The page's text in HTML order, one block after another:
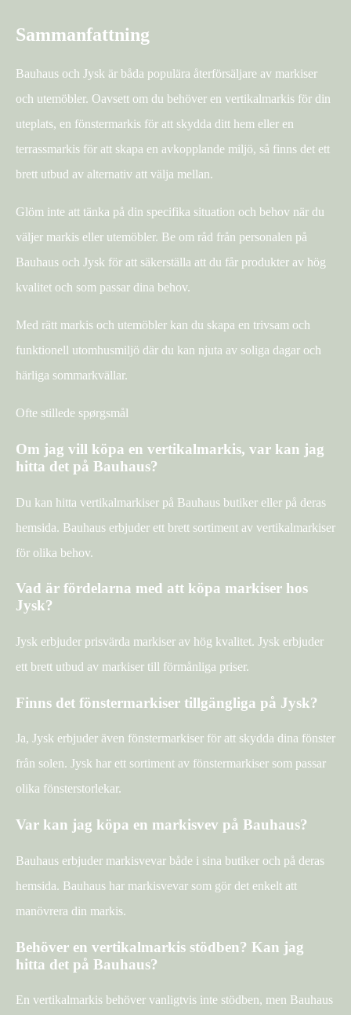
Sammanfattning
Bauhaus och Jysk är båda populära återförsäljare av markiser
och utemöbler. Oavsett om du behöver en vertikalmarkis för din
uteplats, en fönstermarkis för att skydda ditt hem eller en
terrassmarkis för att skapa en avkopplande miljö, så finns det ett
brett utbud av alternativ att välja mellan.
Glöm inte att tänka på din specifika situation och behov när du
väljer markis eller utemöbler. Be om råd från personalen på
Bauhaus och Jysk för att säkerställa att du får produkter av hög
kvalitet och som passar dina behov.
Med rätt markis och utemöbler kan du skapa en trivsam och
funktionell utomhusmiljö där du kan njuta av soliga dagar och
härliga sommarkvällar.
Ofte stillede spørgsmål
Om jag vill köpa en vertikalmarkis, var kan jag
hitta det på Bauhaus?
Du kan hitta vertikalmarkiser på Bauhaus butiker eller på deras
hemsida. Bauhaus erbjuder ett brett sortiment av vertikalmarkiser
för olika behov.
Vad är fördelarna med att köpa markiser hos
Jysk?
Jysk erbjuder prisvärda markiser av hög kvalitet. Jysk erbjuder
ett brett utbud av markiser till förmånliga priser.
Finns det fönstermarkiser tillgängliga på Jysk?
Ja, Jysk erbjuder även fönstermarkiser för att skydda dina fönster
från solen. Jysk har ett sortiment av fönstermarkiser som passar
olika fönsterstorlekar.
Var kan jag köpa en markisvev på Bauhaus?
Bauhaus erbjuder markisvevar både i sina butiker och på deras
hemsida. Bauhaus har markisvevar som gör det enkelt att
manövrera din markis.
Behöver en vertikalmarkis stödben? Kan jag
hitta det på Bauhaus?
En vertikalmarkis behöver vanligtvis inte stödben, men Bauhaus